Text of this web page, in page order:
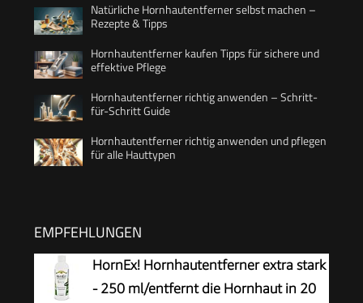
Natürliche Hornhautentferner selbst machen –
Rezepte & Tipps
Hornhautentferner kaufen Tipps für sichere und
effektive Pflege
Hornhautentferner richtig anwenden – Schritt-
für-Schritt Guide
Hornhautentferner richtig anwenden und pflegen
für alle Hauttypen
EMPFEHLUNGEN
HornEx! Hornhautentferner extra stark
- 250 ml/entfernt die Hornhaut in 20